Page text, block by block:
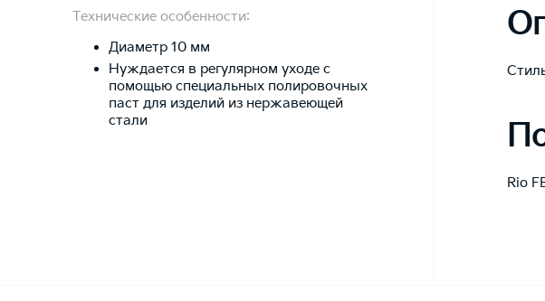
Технические особенности:
Диаметр 10 мм
Нуждается в регулярном уходе с
помощью специальных полировочных
паст для изделий из нержавеющей
стали
Rio